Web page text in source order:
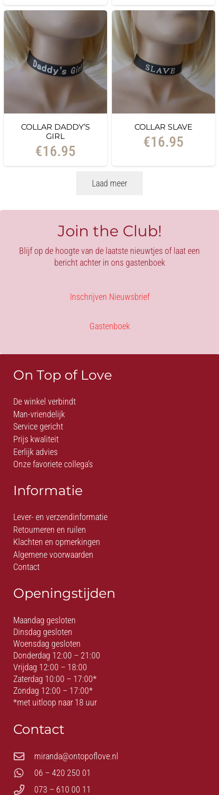
COLLAR DADDY’S
GIRL
€16.95
COLLAR SLAVE
€16.95
Laad meer
Join the Club!
Blijf op de hoogte van de laatste nieuwtjes of laat een
bericht achter in ons gastenboek
Inschrijven Nieuwsbrief
Gastenboek
On Top of Love
De winkel verbindt
Man-vriendelijk
Service gericht
Prijs kwaliteit
Eerlijk advies
Onze favoriete collega’s
Informatie
Lever- en verzendinformatie
Retourneren en ruilen
Klachten en opmerkingen
Algemene voorwaarden
Contact
Openingstijden
Maandag gesloten
Dinsdag gesloten
Woensdag gesloten
Donderdag 12:00 – 21:00
Vrijdag 12:00 – 18:00
Zaterdag 10:00 – 17:00*
Zondag 12:00 – 17:00*
*met uitloop naar 18 uur
Contact
miranda@ontopoflove.nl
06 – 420 250 01
073 – 610 00 11